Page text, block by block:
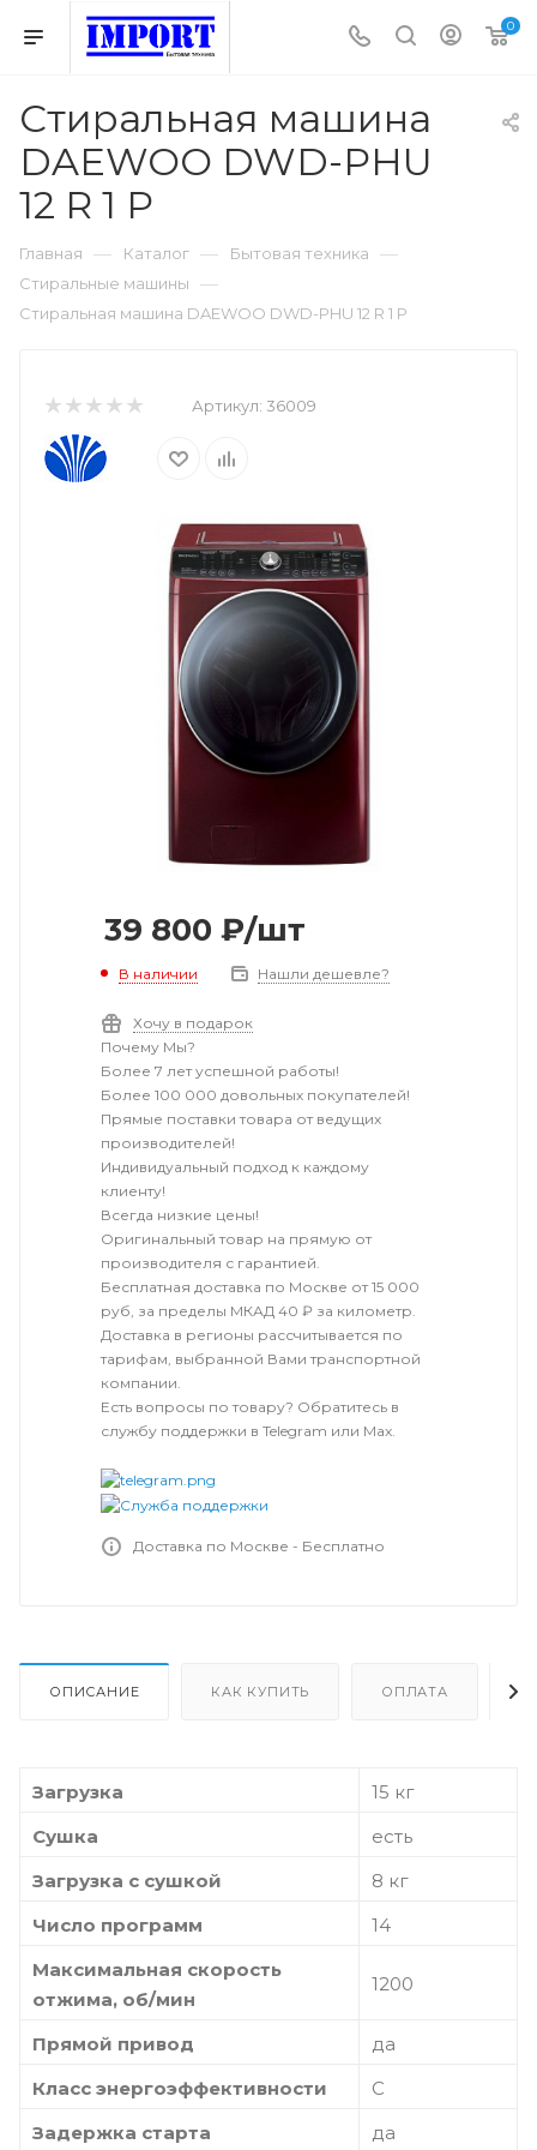
0
Стиральная машина
DAEWOO DWD-PHU
12 R 1 P
Главная — Каталог — Бытовая техника —
Стиральные машины —
Стиральная машина DAEWOO DWD-PHU 12 R 1 P
Артикул: 36009
39 800 ₽/шт
В наличии Нашли дешевле?
Хочу в подарок
Почему Мы?
Более 7 лет успешной работы!
Более 100 000 довольных покупателей!
Прямые поставки товара от ведущих
производителей!
Индивидуальный подход к каждому
клиенту!
Всегда низкие цены!
Оригинальный товар на прямую от
производителя с гарантией.
Бесплатная доставка по Москве от 15 000
руб, за пределы МКАД 40 ₽ за километр.
Доставка в регионы рассчитывается по
тарифам, выбранной Вами транспортной
компании.
Есть вопросы по товару? Обратитесь в
службу поддержки в Telegram или Max.
Доставка по Москве - Бесплатно
ОПИСАНИЕ КАК КУПИТЬ ОПЛАТА
Загрузка
15 кг
Сушка
есть
Загрузка с сушкой
8 кг
Число программ
14
Максимальная скорость
отжима, об/мин
1200
Прямой привод
да
Класс энергоэффективности
C
Задержка старта
да